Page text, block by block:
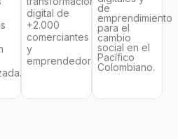
digital de
+2.000
comerciantes
y
emprendedores.
de
emprendimiento
para el
cambio
social en el
Pacífico
Colombiano.